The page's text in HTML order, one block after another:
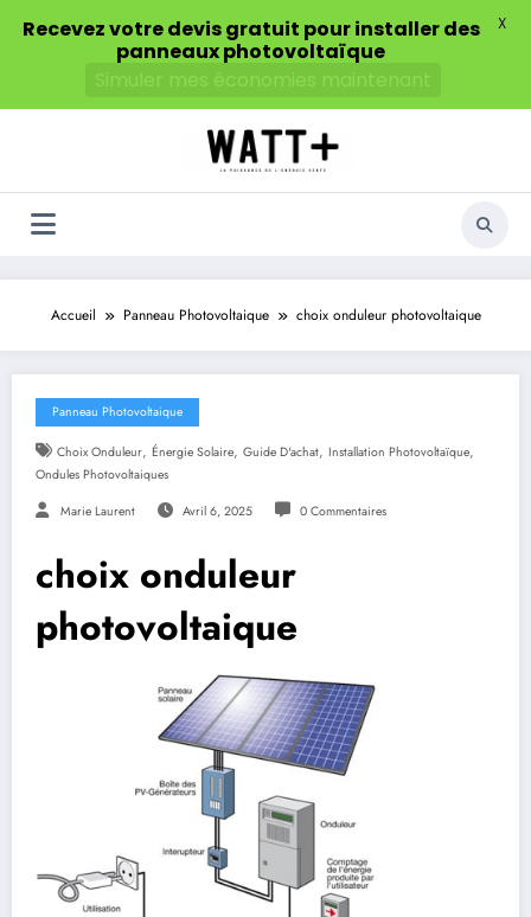
Accueil Panneau Photovoltaique choix onduleur photovoltaique
Panneau Photovoltaique
Choix Onduleur, Énergie Solaire, Guide D'achat, Installation Photovoltaïque,
Ondules Photovoltaiques
Marie Laurent Avril 6, 2025 0 Commentaires
choix onduleur
photovoltaique
Recevez votre devis gratuit pour installer des
panneaux photovoltaïque
X